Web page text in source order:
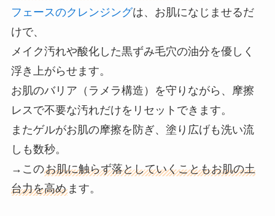
フェースのクレンジングは、お肌になじませるだ
けで、
メイク汚れや酸化した黒ずみ毛穴の油分を優しく
浮き上がらせます。
お肌のバリア（ラメラ構造）を守りながら、摩擦
レスで不要な汚れだけをリセットできます。
またゲルがお肌の摩擦を防ぎ、塗り広げも洗い流
しも数秒。
→このお肌に触らず落としていくこともお肌の土
台力を高めます。